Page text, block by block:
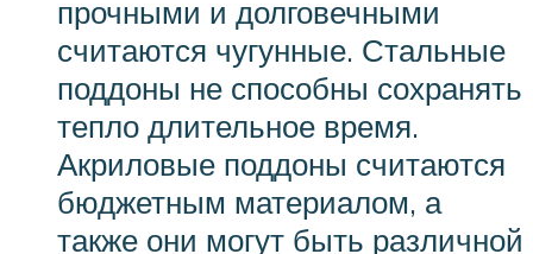
прочными и долговечными
считаются чугунные. Стальные
поддоны не способны сохранять
тепло длительное время.
Акриловые поддоны считаются
бюджетным материалом, а
также они могут быть различной